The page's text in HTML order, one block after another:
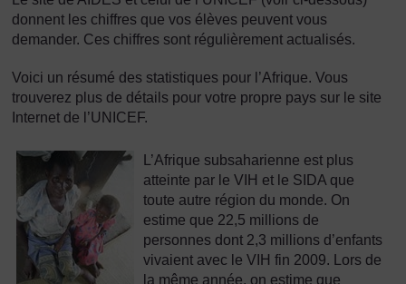
donnent les chiffres que vos élèves peuvent vous
demander. Ces chiffres sont régulièrement actualisés.
Voici un résumé des statistiques pour l’Afrique. Vous
trouverez plus de détails pour votre propre pays sur le site
Internet de l’UNICEF.
L’Afrique subsaharienne est plus
atteinte par le VIH et le SIDA que
toute autre région du monde. On
estime que 22,5 millions de
personnes dont 2,3 millions d’enfants
vivaient avec le VIH fin 2009. Lors de
la même année, on estime que